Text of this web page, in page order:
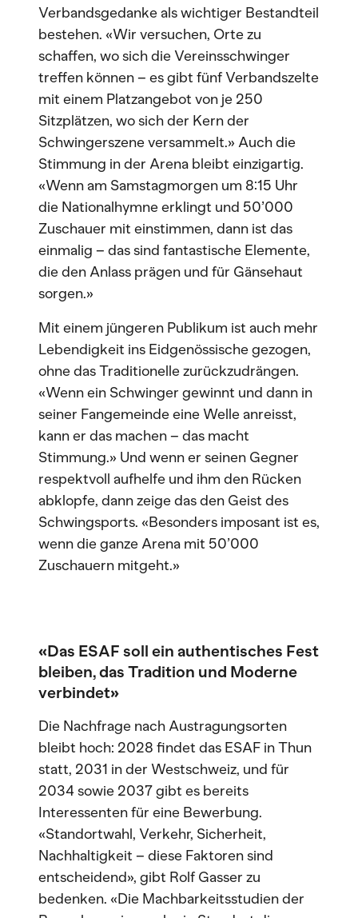
Verbandsgedanke als wichtiger Bestandteil
bestehen. «Wir versuchen, Orte zu
schaffen, wo sich die Vereinsschwinger
treffen können – es gibt fünf Verbandszelte
mit einem Platzangebot von je 250
Sitzplätzen, wo sich der Kern der
Schwingerszene versammelt.» Auch die
Stimmung in der Arena bleibt einzigartig.
«Wenn am Samstagmorgen um 8:15 Uhr
die Nationalhymne erklingt und 50’000
Zuschauer mit einstimmen, dann ist das
einmalig – das sind fantastische Elemente,
die den Anlass prägen und für Gänsehaut
sorgen.»
Mit einem jüngeren Publikum ist auch mehr
Lebendigkeit ins Eidgenössische gezogen,
ohne das Traditionelle zurückzudrängen.
«Wenn ein Schwinger gewinnt und dann in
seiner Fangemeinde eine Welle anreisst,
kann er das machen – das macht
Stimmung.» Und wenn er seinen Gegner
respektvoll aufhelfe und ihm den Rücken
abklopfe, dann zeige das den Geist des
Schwingsports. «Besonders imposant ist es,
wenn die ganze Arena mit 50’000
Zuschauern mitgeht.»
«Das ESAF soll ein authentisches Fest
bleiben, das Tradition und Moderne
verbindet»
Die Nachfrage nach Austragungsorten
bleibt hoch: 2028 findet das ESAF in Thun
statt, 2031 in der Westschweiz, und für
2034 sowie 2037 gibt es bereits
Interessenten für eine Bewerbung.
«Standortwahl, Verkehr, Sicherheit,
Nachhaltigkeit – diese Faktoren sind
entscheidend», gibt Rolf Gasser zu
bedenken. «Die Machbarkeitsstudien der